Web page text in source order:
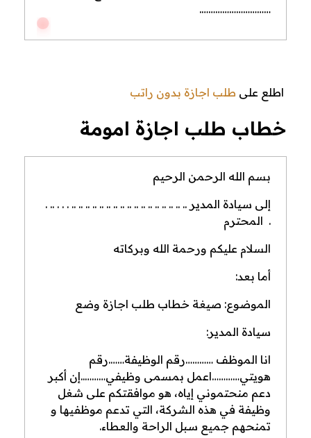
………………………….
اطلع على طلب اجازة بدون راتب
خطاب طلب اجازة امومة
بسم الله الرحمن الرحيم
إلى سيادة المدير .. .. .. .. .. .. .. .. .. .. .. .. .. .. .. .. .. . . . .. .
. المحترم
السلام عليكم ورحمة الله وبركاته
أما بعد:
الموضوع: صيغة خطاب طلب اجازة وضع
سيادة المدير:
انا الموظف …………رقم الوظيفة…….رقم
هويتي…………اعمل بمسمى وظيفي………..إن أكبر
دعم منحتموني إياه، هو موافقتكم على شغل
وظيفة في هذه الشركة، التي تدعم موظفيها و
تمنحهم جميع سبل الراحة والعطاء.